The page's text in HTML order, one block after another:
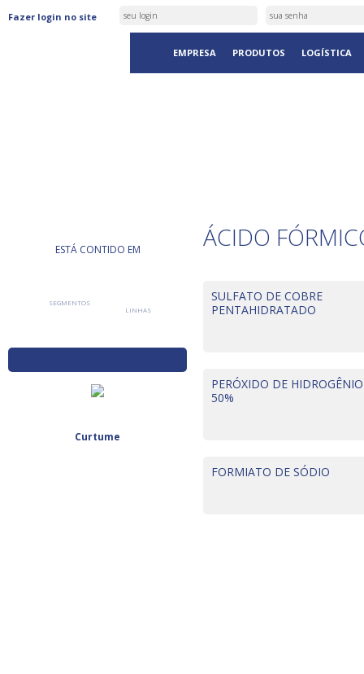
Fazer login no site
EMPRESA PRODUTOS LOGÍSTICA
ESTÁ CONTIDO EM
SEGMENTOS
LINHAS
Curtume
ÁCIDO
SULFATO DE COBRE
PENTAHIDRATADO
PERÓXIDO DE HIDROGÊNIO
50%
FORMIATO DE SÓDIO